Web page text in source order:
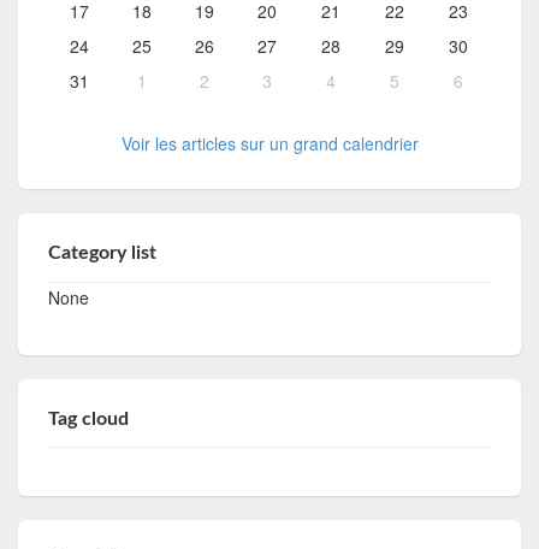
17
18 19 20 21 22
23
24
25 26 27 28 29
30
31
1 2 3 4 5 6
Voir les articles sur un grand calendrier
Category list
None
Tag cloud